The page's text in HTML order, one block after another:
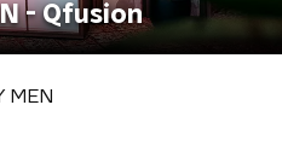
- Qfusion
MEN